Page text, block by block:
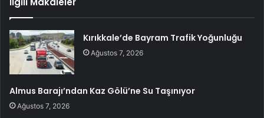
Kırıkkale’de Bayram Trafik Yoğunluğu
Ağustos 7, 2026
Almus Barajı’ndan Kaz Gölü’ne Su Taşınıyor
Ağustos 7, 2026